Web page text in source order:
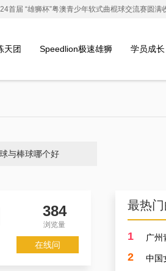
首届 “雄狮杯”粤澳青少年软式曲棍球交流赛圆满
天团 Speedlion极速雄狮 学员成长
与棒球哪个好
384
浏览量
在线问
最热
1
2